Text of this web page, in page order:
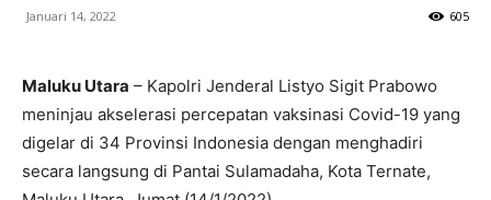
Januari 14, 2022 605
Maluku Utara – Kapolri Jenderal Listyo Sigit Prabowo
meninjau akselerasi percepatan vaksinasi Covid-19 yang
digelar di 34 Provinsi Indonesia dengan menghadiri
secara langsung di Pantai Sulamadaha, Kota Ternate,